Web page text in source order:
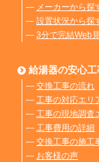
― メーカーから探
― 設置状況から探
― 3分で完結Web
給湯器の安心工
― 交換工事の流れ
― 工事の対応エリ
― 工事の現地調査
― 工事費用の詳細
― 交換工事の施工
― お客様の声